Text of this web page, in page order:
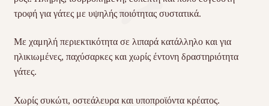
τροφή για γάτες με υψηλής ποιότητας συστατικά.
Με χαμηλή περιεκτικότητα σε λιπαρά κατάλληλο και για
ηλικιωμένες, παχύσαρκες και χωρίς έντονη δραστηριότητα
γάτες.
Χωρίς συκώτι, οστεάλευρα και υποπροϊόντα κρέατος.